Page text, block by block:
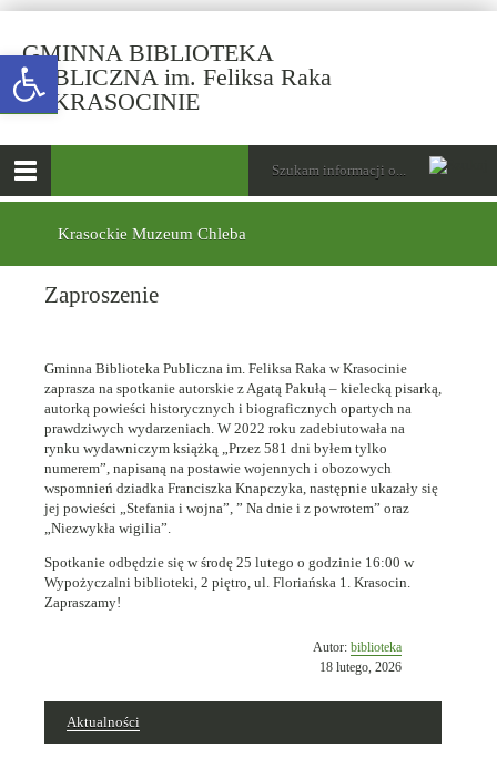
Open toolbar
GMINNA BIBLIOTEKA
PUBLICZNA im. Feliksa Raka
W KRASOCINIE-
górne
Otwórz
menu
wpisz
szukaną
Krasockie Muzeum Chleba
Zaproszenie
Gminna Biblioteka Publiczna im. Feliksa Raka w Krasocinie
zaprasza na spotkanie autorskie z Agatą Pakułą – kielecką pisarką,
autorką powieści historycznych i biograficznych opartych na
prawdziwych wydarzeniach. W 2022 roku zadebiutowała na
rynku wydawniczym książką „Przez 581 dni byłem tylko
numerem”, napisaną na postawie wojennych i obozowych
wspomnień dziadka Franciszka Knapczyka, następnie ukazały się
jej powieści „Stefania i wojna”, ” Na dnie i z powrotem” oraz
„Niezwykła wigilia”.
Spotkanie odbędzie się w środę 25 lutego o godzinie 16:00 w
Wypożyczalni biblioteki, 2 piętro, ul. Floriańska 1. Krasocin.
Zapraszamy!
Autor:bibliotekaOpublikowano
w
18 lutego, 2026
Aktualności